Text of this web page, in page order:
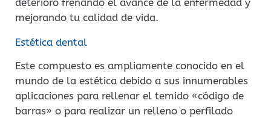
deterioro frenando el avance de la enfermedad y
mejorando tu calidad de vida.
Estética dental
Este compuesto es ampliamente conocido en el
mundo de la estética debido a sus innumerables
aplicaciones para rellenar el temido «código de
barras» o para realizar un relleno o perfilado